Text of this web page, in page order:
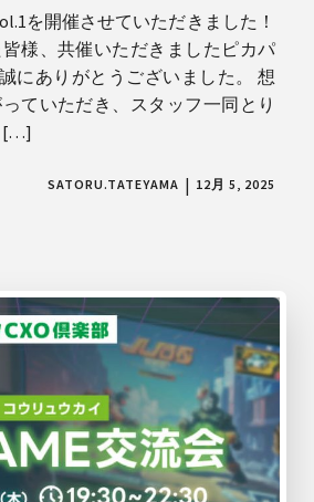
を開催させていただきました！
様、共催いただきましたピカパ
にありがとうございました。 想
ていただき、スタッフ一同とり
[…]
SATORU.TATEYAMA | 12月 5, 2025